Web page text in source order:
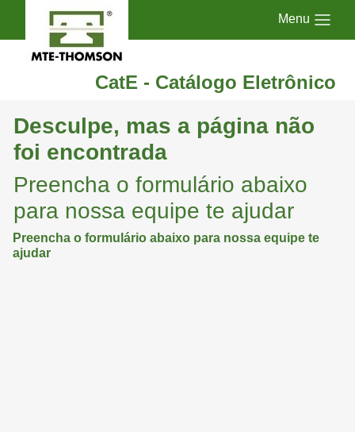
Menu
CatE - Catálogo Eletrônico
Desculpe, mas a página não
foi encontrada
Preencha o formulário abaixo
para nossa equipe te ajudar
Preencha o formulário abaixo para nossa equipe te
ajudar